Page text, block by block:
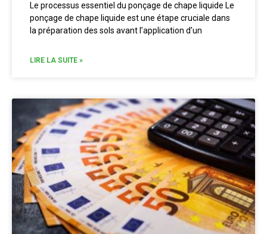
Le processus essentiel du ponçage de chape liquide Le
ponçage de chape liquide est une étape cruciale dans
la préparation des sols avant l’application d’un
LIRE LA SUITE »